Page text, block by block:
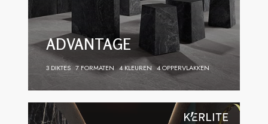
ADVANTAGE
3 DIKTES 7 FORMATEN 4 KLEUREN 4 OPPERVLAKKEN